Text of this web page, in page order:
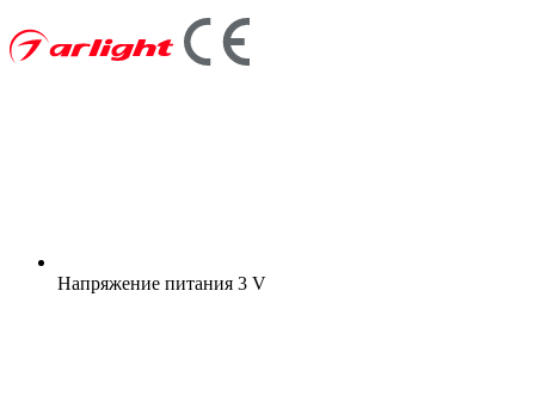
Напряжение питания 3 V